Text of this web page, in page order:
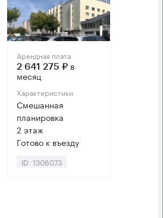
Арендная плата
2 641 275 ₽ в
месяц
Характеристики
Смешанная
планировка
2 этаж
Готово к въезду
ID: 1306073